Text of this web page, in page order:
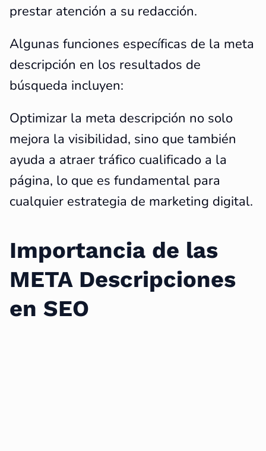
prestar atención a su redacción.
Algunas funciones específicas de la meta
descripción en los resultados de
búsqueda incluyen:
Optimizar la meta descripción no solo
mejora la visibilidad, sino que también
ayuda a atraer tráfico cualificado a la
página, lo que es fundamental para
cualquier estrategia de marketing digital.
Importancia de las
META Descripciones
en SEO